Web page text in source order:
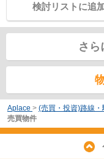
検討リストに追
さら
Aplace > (売買・投資)路線
売買物件